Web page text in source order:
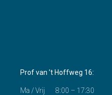
Prof van ’t Hoffweg 16:
Ma / Vrij 8:00 – 17:30